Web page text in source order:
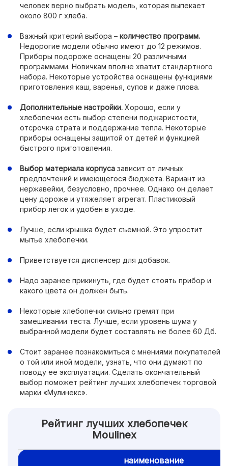
человек верно выбрать модель, которая выпекает
около 800 г хлеба.
Важный критерий выбора – количество программ.
Недорогие модели обычно имеют до 12 режимов.
Приборы подороже оснащены 20 различными
программами. Новичкам вполне хватит стандартного
набора. Некоторые устройства оснащены функциями
приготовления каш, варенья, супов и даже плова.
Дополнительные настройки. Хорошо, если у
хлебопечки есть выбор степени поджаристости,
отсрочка страта и поддержание тепла. Некоторые
приборы оснащены защитой от детей и функцией
быстрого приготовления.
Выбор материала корпуса зависит от личных
предпочтений и имеющегося бюджета. Вариант из
нержавейки, безусловно, прочнее. Однако он делает
цену дороже и утяжеляет агрегат. Пластиковый
прибор легок и удобен в уходе.
Лучше, если крышка будет съемной. Это упростит
мытье хлебопечки.
Приветствуется диспенсер для добавок.
Надо заранее прикинуть, где будет стоять прибор и
какого цвета он должен быть.
Некоторые хлебопечки сильно гремят при
замешивании теста. Лучше, если уровень шума у
выбранной модели будет составлять не более 60 Дб.
Стоит заранее познакомиться с мнениями покупателей
о той или иной модели, узнать, что они думают по
поводу ее эксплуатации. Сделать окончательный
выбор поможет рейтинг лучших хлебопечек торговой
марки «Мулинекс».
Рейтинг лучших хлебопечек
Moulinex
наименование